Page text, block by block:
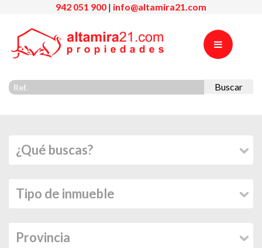
942 051 900 | info@altamira21.com
Buscar